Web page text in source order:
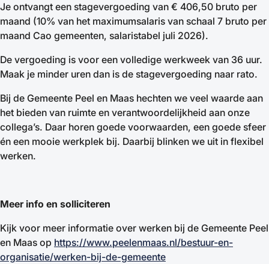
Je ontvangt een stagevergoeding van € 406,50 bruto per
maand (10% van het maximumsalaris van schaal 7 bruto per
maand Cao gemeenten, salaristabel juli 2026).
De vergoeding is voor een volledige werkweek van 36 uur.
Maak je minder uren dan is de stagevergoeding naar rato.
Bij de Gemeente Peel en Maas hechten we veel waarde aan
het bieden van ruimte en verantwoordelijkheid aan onze
collega’s. Daar horen goede voorwaarden, een goede sfeer
én een mooie werkplek bij. Daarbij blinken we uit in flexibel
werken.
Meer info en solliciteren
Kijk voor meer informatie over werken bij de Gemeente Peel
en Maas op https://www.peelenmaas.nl/bestuur-en-
organisatie/werken-bij-de-gemeente